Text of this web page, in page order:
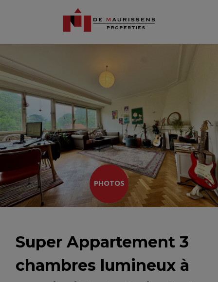
PHOTOS
Super Appartement 3
chambres lumineux à